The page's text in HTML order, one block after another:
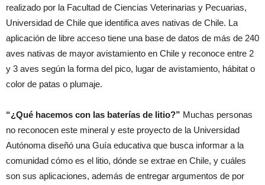
realizado por la Facultad de Ciencias Veterinarias y Pecuarias,
Universidad de Chile que identifica aves nativas de Chile. La
aplicación de libre acceso tiene una base de datos de más de 240
aves nativas de mayor avistamiento en Chile y reconoce entre 2
y 3 aves según la forma del pico, lugar de avistamiento, hábitat o
color de patas o plumaje.
“¿Qué hacemos con las baterías de litio?” Muchas personas
no reconocen este mineral y este proyecto de la Universidad
Autónoma diseñó una Guía educativa que busca informar a la
comunidad cómo es el litio, dónde se extrae en Chile, y cuáles
son sus aplicaciones, además de entregar argumentos de por